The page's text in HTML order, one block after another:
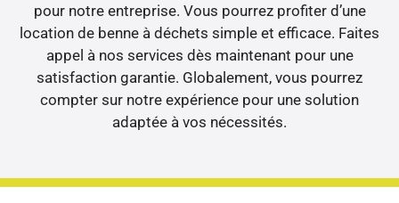
pour notre entreprise. Vous pourrez profiter d’une
location de benne à déchets simple et efficace. Faites
appel à nos services dès maintenant pour une
satisfaction garantie. Globalement, vous pourrez
compter sur notre expérience pour une solution
adaptée à vos nécessités.